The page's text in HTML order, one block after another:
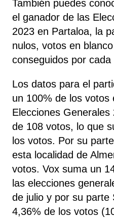
También puedes
el ganador de las
2023 en Partaloa, la
nulos, votos en
conseguidos por
Los datos para el
un 100% de los votos
Elecciones
de 108 votos, lo que
los votos. Por su
esta localidad de
votos. Vox suma un
las elecciones
de julio y por su parte
4,36% de los votos